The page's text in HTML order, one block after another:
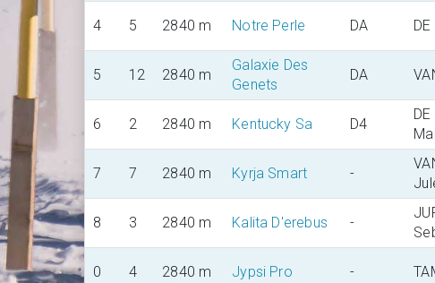
4 5 2840 m Notre Perle DA
5 12 2840 m
Galaxie Des
Genets
DA
6 2 2840 m Kentucky Sa D4
DE
7 7 2840 m Kyrja Smart -
8 3 2840 m Kalita D'erebus -
0 4 2840 m Jypsi Pro -